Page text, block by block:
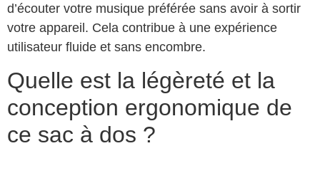
d’écouter votre musique préférée sans avoir à sortir
votre appareil. Cela contribue à une expérience
utilisateur fluide et sans encombre.
Quelle est la légèreté et la
conception ergonomique de
ce sac à dos ?